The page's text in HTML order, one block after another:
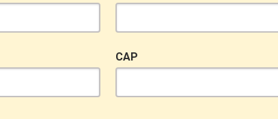
CAP